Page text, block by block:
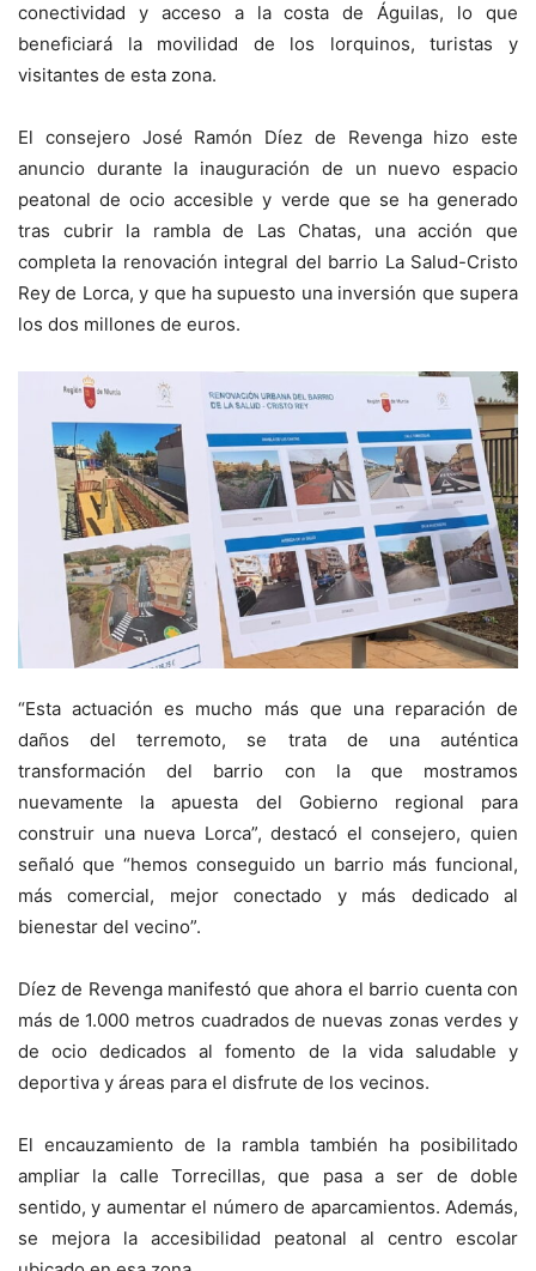
conectividad y acceso a la costa de Águilas, lo que
beneficiará la movilidad de los lorquinos, turistas y
visitantes de esta zona.
El consejero José Ramón Díez de Revenga hizo este
anuncio durante la inauguración de un nuevo espacio
peatonal de ocio accesible y verde que se ha generado
tras cubrir la rambla de Las Chatas, una acción que
completa la renovación integral del barrio La Salud-Cristo
Rey de Lorca, y que ha supuesto una inversión que supera
los dos millones de euros.
“Esta actuación es mucho más que una reparación de
daños del terremoto, se trata de una auténtica
transformación del barrio con la que mostramos
nuevamente la apuesta del Gobierno regional para
construir una nueva Lorca”, destacó el consejero, quien
señaló que “hemos conseguido un barrio más funcional,
más comercial, mejor conectado y más dedicado al
bienestar del vecino”.
Díez de Revenga manifestó que ahora el barrio cuenta con
más de 1.000 metros cuadrados de nuevas zonas verdes y
de ocio dedicados al fomento de la vida saludable y
deportiva y áreas para el disfrute de los vecinos.
El encauzamiento de la rambla también ha posibilitado
ampliar la calle Torrecillas, que pasa a ser de doble
sentido, y aumentar el número de aparcamientos. Además,
se mejora la accesibilidad peatonal al centro escolar